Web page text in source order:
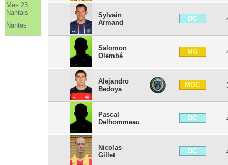
Mes 23
Nantais
Nantes
Sylvain
Armand
DC
Salomon
Olembé
MG
Alejandro
Bedoya
MOC
Pascal
Delhommeau
DC
Nicolas
Gillet
DC